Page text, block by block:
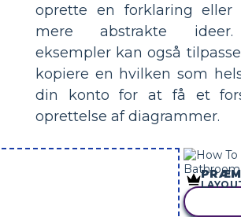
oprette en forklaring eller
mere abstrakte ideer.
eksempler kan også
kopiere en hvilken som
din konto for at få et
oprettelse af diagrammer.